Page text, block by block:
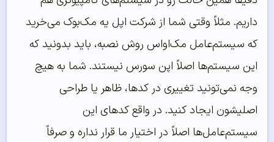
داریم. مثلاً وقتی شما از شرکت اپل یه مک‌بوک می‌خرید
که سیستم‌عامل مک‌او‌اس روش نصبه، باید بدونید که
این سیستم‌ها اصلاً اپن سورس نیستند. شما به هیچ
وجه نمی‌تونید تغییری در کدها، ظاهر یا طراحی
اصلیشون ایجاد کنید. در واقع کدهای این
سیستم‌عامل‌ها اصلاً در اختیار ما قرار نداره و صرفاً